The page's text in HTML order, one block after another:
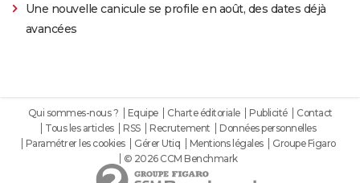
Une nouvelle canicule se profile en août, des dates déjà
avancées
Qui sommes-nous ? Equipe Charte éditoriale Publicité
Contact
Tous les articles
RSS Recrutement
Données personnelles
Paramétrer les cookies
Gérer Utiq Mentions légales
Groupe Figaro
© 2026 CCM Benchmark